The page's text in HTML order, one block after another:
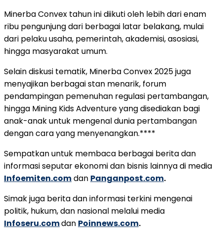
Minerba Convex tahun ini diikuti oleh lebih dari enam
ribu pengunjung dari berbagai latar belakang, mulai
dari pelaku usaha, pemerintah, akademisi, asosiasi,
hingga masyarakat umum.
Selain diskusi tematik, Minerba Convex 2025 juga
menyajikan berbagai stan menarik, forum
pendampingan pemenuhan regulasi pertambangan,
hingga Mining Kids Adventure yang disediakan bagi
anak-anak untuk mengenal dunia pertambangan
dengan cara yang menyenangkan.****
Sempatkan untuk membaca berbagai berita dan
informasi seputar ekonomi dan bisnis lainnya di media
Infoemiten.comdan Panganpost.com.
Simak juga berita dan informasi terkini mengenai
politik, hukum, dan nasional melalui media
Infoseru.comdan Poinnews.com.